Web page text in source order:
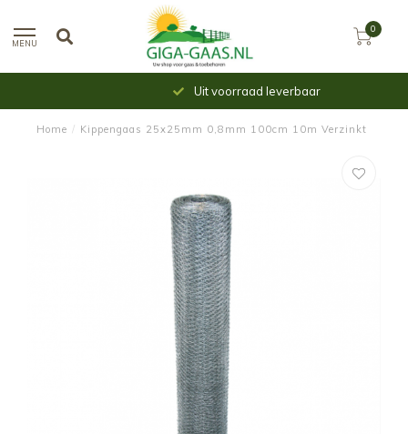
MENU
0
Uit voorraad leverbaar
Home / Kippengaas 25x25mm 0,8mm 100cm 10m Verzinkt